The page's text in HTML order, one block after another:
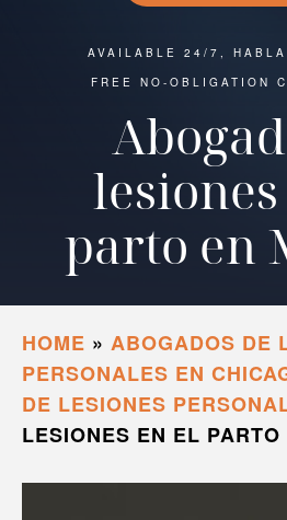
AVAILABLE 24/7,
FREE NO-OBLIGATION
parto en
HOME » ABOGADOS DE
PERSONALES EN
DE LESIONES
LESIONES EN EL PARTO